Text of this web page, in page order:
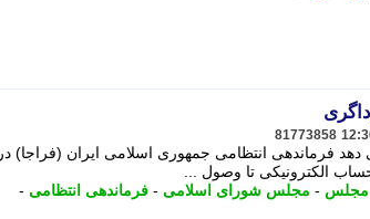
81773858
انتظامی جمهوری اسلامی ایران (فراجا) در
الکترونیکی تا وصول ...
مجلس - مجلس شورای اسلامی - فرماندهی انتظامی -